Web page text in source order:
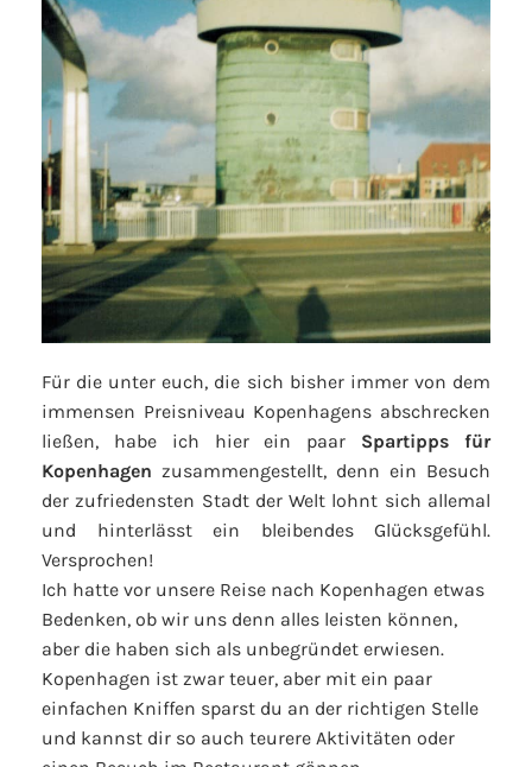
Für die unter euch, die sich bisher immer von dem
immensen Preisniveau Kopenhagens abschrecken
ließen, habe ich hier ein paar Spartipps für
Kopenhagen zusammengestellt, denn ein Besuch
der zufriedensten Stadt der Welt lohnt sich allemal
und hinterlässt ein bleibendes Glücksgefühl.
Versprochen!
Ich hatte vor unsere Reise nach Kopenhagen etwas
Bedenken, ob wir uns denn alles leisten können,
aber die haben sich als unbegründet erwiesen.
Kopenhagen ist zwar teuer, aber mit ein paar
einfachen Kniffen sparst du an der richtigen Stelle
und kannst dir so auch teurere Aktivitäten oder